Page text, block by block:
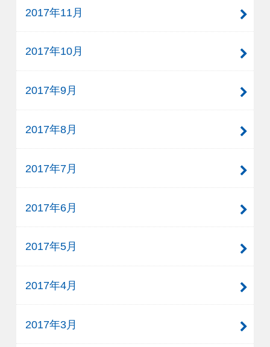
2017年11月
2017年10月
2017年9月
2017年8月
2017年7月
2017年6月
2017年5月
2017年4月
2017年3月